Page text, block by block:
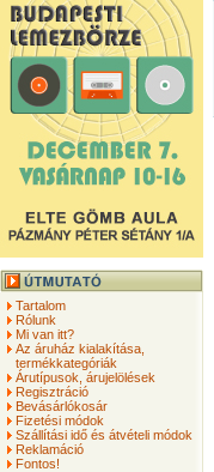
Tartalom
Rólunk
Mi van itt?
Az áruház kialakítása,
termékkategóriák
Árutípusok, árujelölések
Regisztráció
Bevásárlókosár
Fizetési módok
Szállítási idő és átvételi módok
Reklamáció
Fontos!